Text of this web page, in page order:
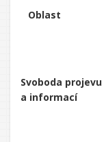
Oblast
Svoboda projevu
a informací